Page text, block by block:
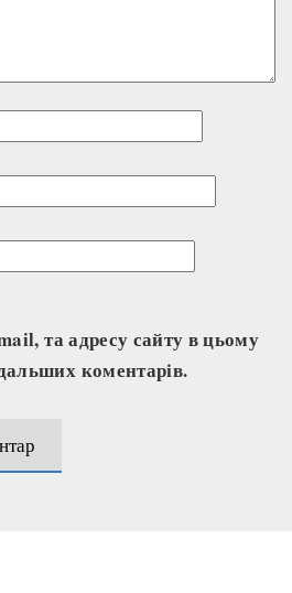
та адресу сайту в цьому
коментарів.